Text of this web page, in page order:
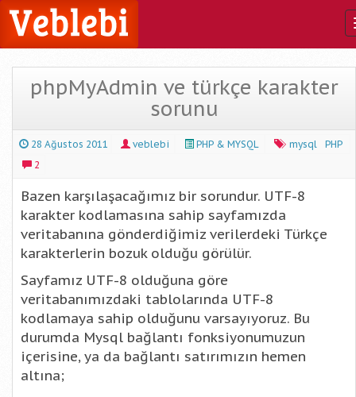
phpMyAdmin ve türkçe karakter
sorunu
28 Ağustos 2011 veblebi PHP & MYSQL mysql
PHP
2
Bazen karşılaşacağımız bir sorundur. UTF-8
karakter kodlamasına sahip sayfamızda
veritabanına gönderdiğimiz verilerdeki Türkçe
karakterlerin bozuk olduğu görülür.
Sayfamız UTF-8 olduğuna göre
veritabanımızdaki tablolarında UTF-8
kodlamaya sahip olduğunu varsayıyoruz. Bu
durumda Mysql bağlantı fonksiyonumuzun
içerisine, ya da bağlantı satırımızın hemen
altına;